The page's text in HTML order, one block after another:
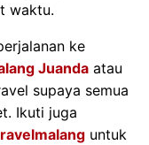
waktu.
ke
Juanda atau
supaya semua
Ikuti juga
untuk